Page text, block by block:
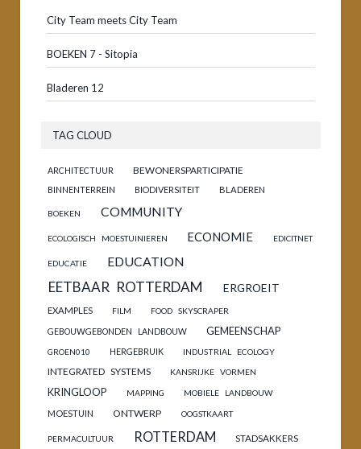
City Team meets City Team
BOEKEN 7 - Sitopia
Bladeren 12
TAG CLOUD
ARCHITECTUUR BEWONERSPARTICIPATIE
BINNENTERREIN BIODIVERSITEIT BLADEREN
BOEKEN COMMUNITY
ECOLOGISCH MOESTUINIEREN ECONOMIE EDICITNET
EDUCATIE EDUCATION
EETBAAR ROTTERDAM ERGROEIT
EXAMPLES FILM FOOD SKYSCRAPER
GEBOUWGEBONDEN LANDBOUW GEMEENSCHAP
GROEN010 HERGEBRUIK INDUSTRIAL ECOLOGY
INTEGRATED SYSTEMS KANSRIJKE VORMEN
KRINGLOOP MAPPING MOBIELE LANDBOUW
MOESTUIN ONTWERP OOGSTKAART
PERMACULTUUR ROTTERDAM STADSAKKERS